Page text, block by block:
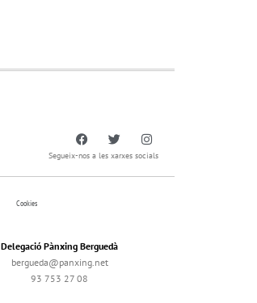
Segueix-nos a les xarxes socials
Cookies
Delegació Pànxing Berguedà
bergueda@panxing.net
93 753 27 08